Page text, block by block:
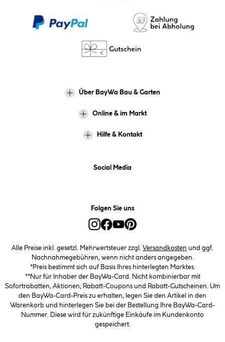
Über BayWa Bau & Garten
Online & im Markt
Hilfe & Kontakt
Social Media
Folgen Sie uns
Alle Preise inkl. gesetzl. Mehrwertsteuer zzgl. Versandkosten und ggf.
Nachnahmegebühren, wenn nicht anders angegeben.
*Preis bestimmt sich auf Basis Ihres hinterlegten Marktes.
**Nur für Inhaber der BayWa-Card. Nicht kombinierbar mit
Sofortrabatten, Aktionen, Rabatt-Coupons und Rabatt-Gutscheinen. Um
den BayWa-Card-Preis zu erhalten, legen Sie den Artikel in den
Warenkorb und hinterlegen Sie bei der Bestellung Ihre BayWa-Card-
Nummer. Diese wird für zukünftige Einkäufe im Kundenkonto
gespeichert.